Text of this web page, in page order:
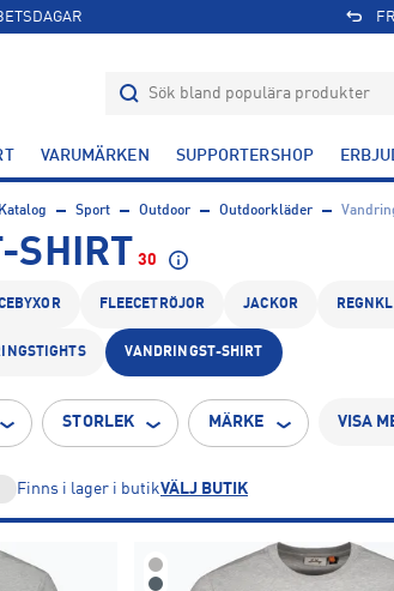
VARUMÄRKEN SUPPORTERSHOP
Katalog Sport Outdoor Outdoorkläder
SHIRT 30
FLEECETRÖJOR JACKOR
VANDRINGST-SHIRT
Gul
STORLEK
XS
1
S
20
M
15 12 11 4
38
3
42 44 46
MÄRKE VISA
Finns i lager i butikVÄLJ BUTIK